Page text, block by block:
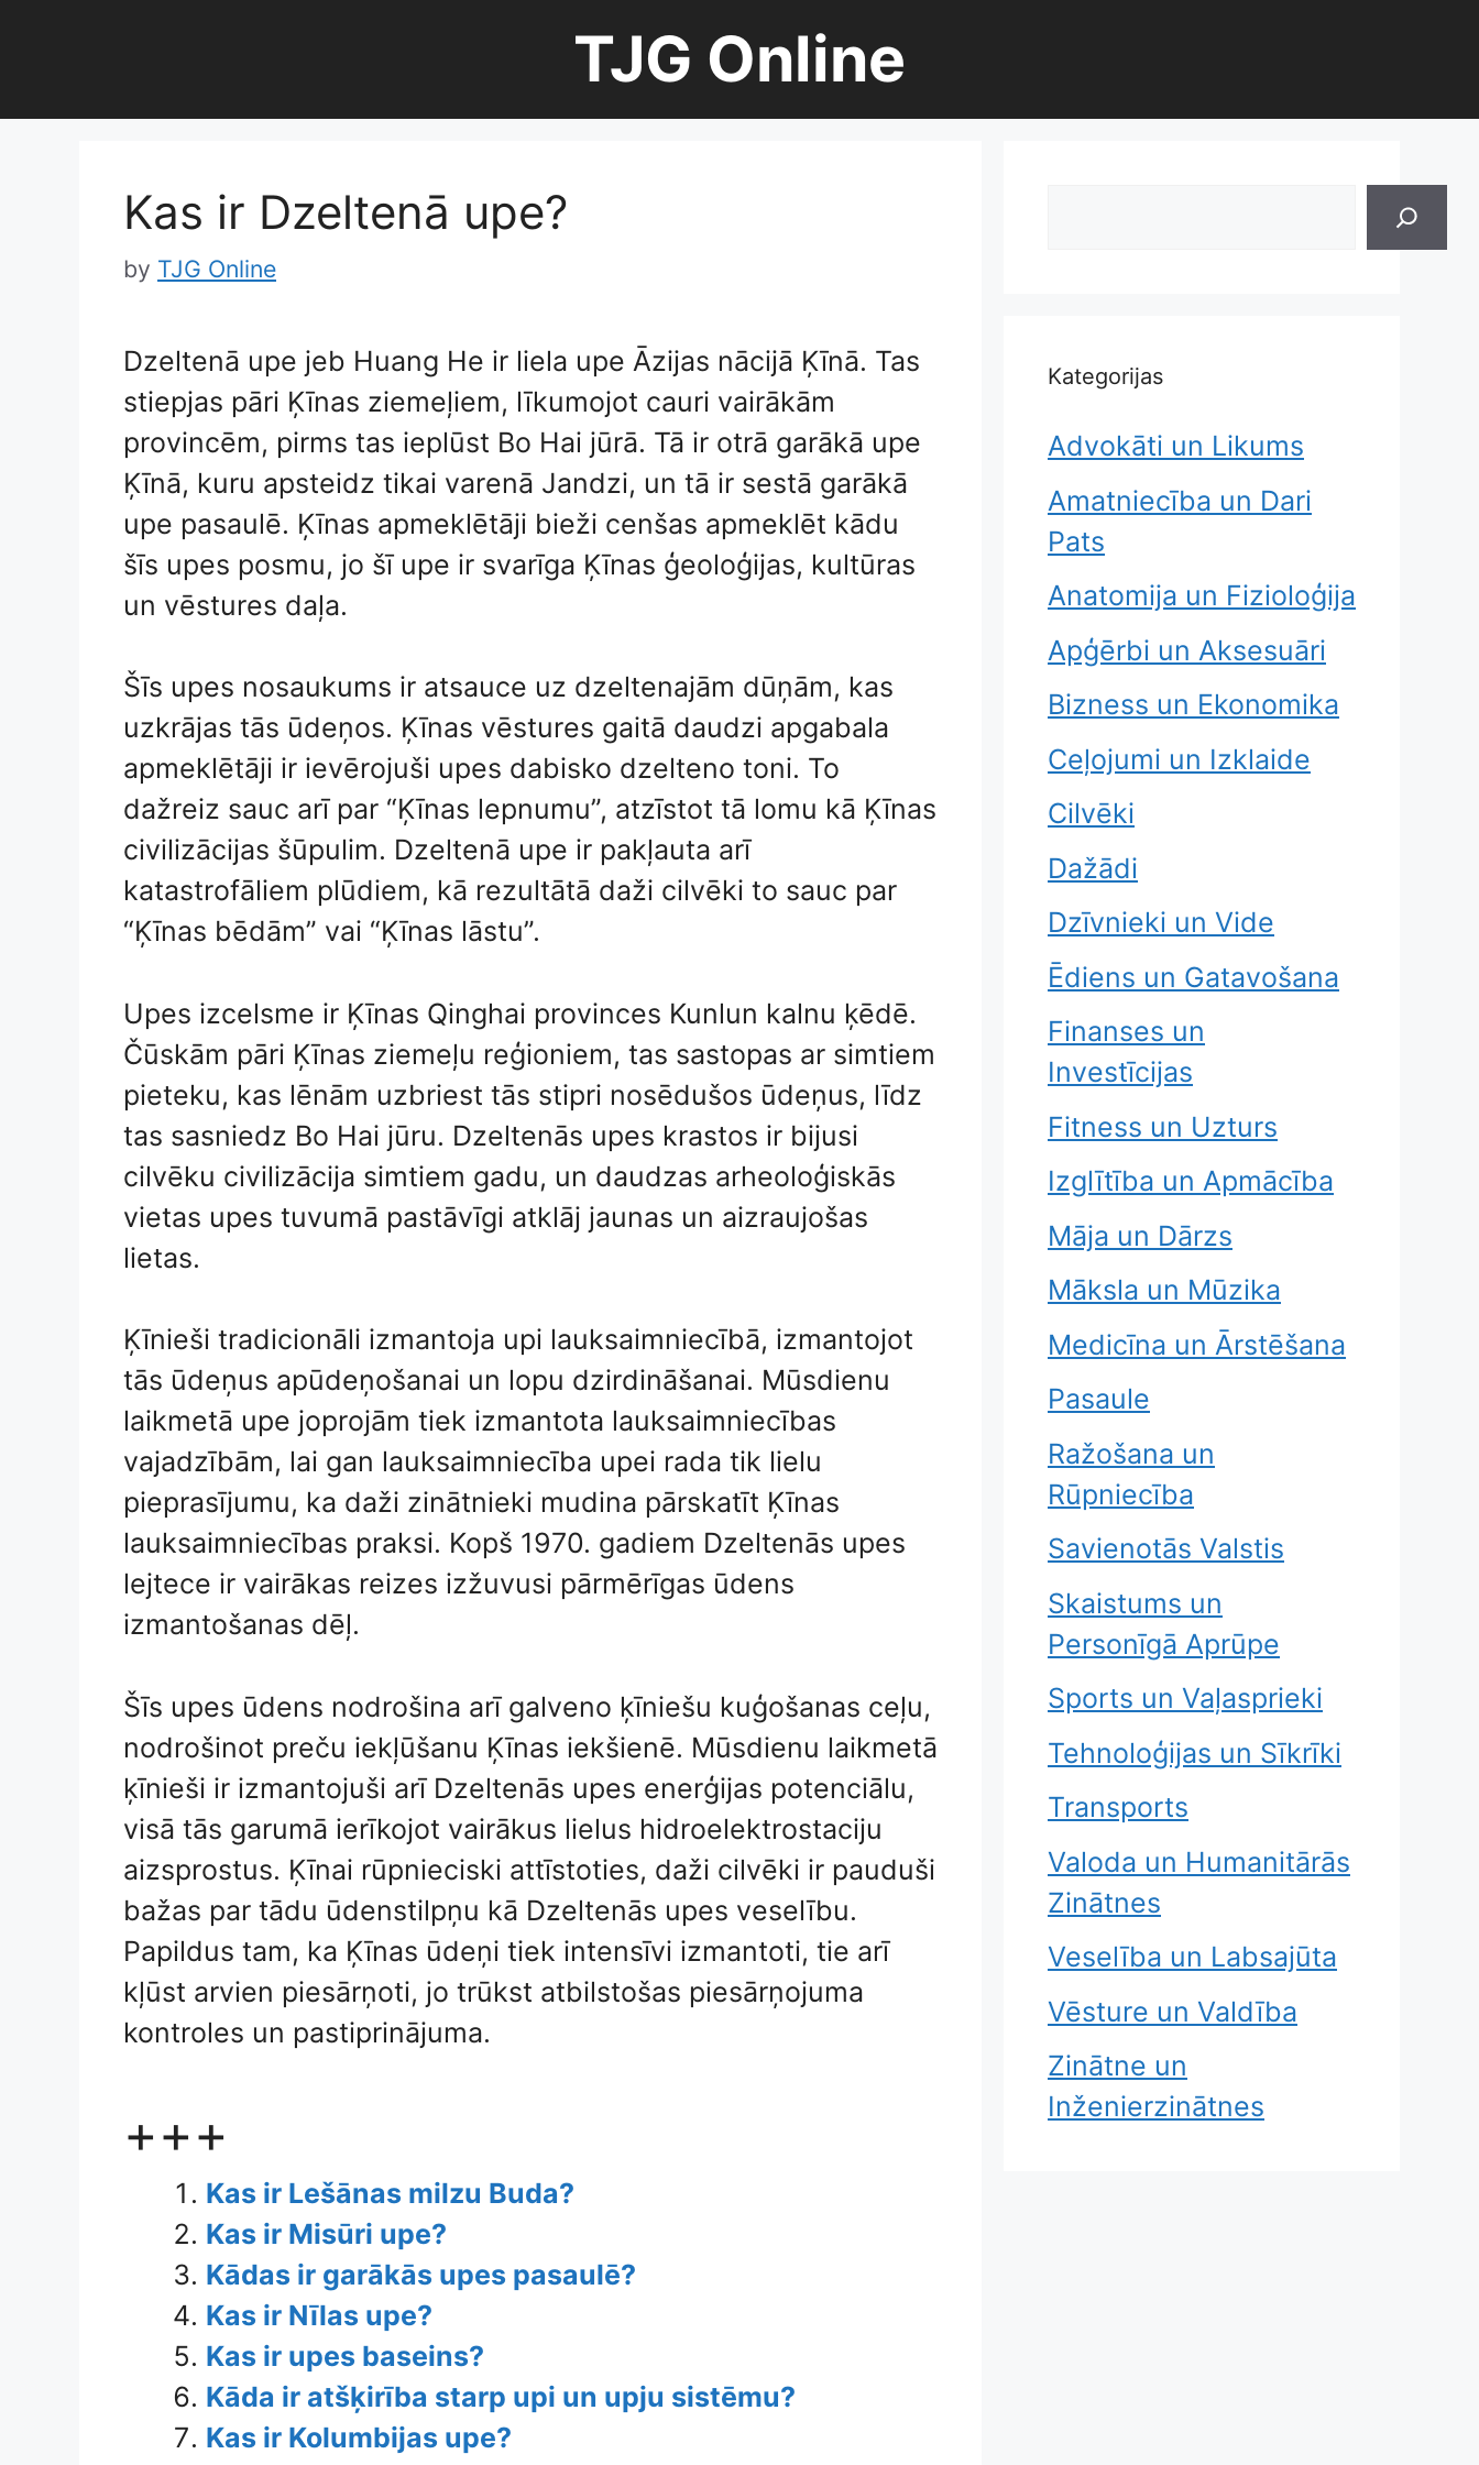
TJG Online
Kas ir Dzeltenā upe?
by TJG Online
Dzeltenā upe jeb Huang He ir liela upe Āzijas nācijā Ķīnā. Tas
stiepjas pāri Ķīnas ziemeļiem, līkumojot cauri vairākām
provincēm, pirms tas ieplūst Bo Hai jūrā. Tā ir otrā garākā upe
Ķīnā, kuru apsteidz tikai varenā Jandzi, un tā ir sestā garākā
upe pasaulē. Ķīnas apmeklētāji bieži cenšas apmeklēt kādu
šīs upes posmu, jo šī upe ir svarīga Ķīnas ģeoloģijas, kultūras
un vēstures daļa.
Šīs upes nosaukums ir atsauce uz dzeltenajām dūņām, kas
uzkrājas tās ūdeņos. Ķīnas vēstures gaitā daudzi apgabala
apmeklētāji ir ievērojuši upes dabisko dzelteno toni. To
dažreiz sauc arī par “Ķīnas lepnumu”, atzīstot tā lomu kā Ķīnas
civilizācijas šūpulim. Dzeltenā upe ir pakļauta arī
katastrofāliem plūdiem, kā rezultātā daži cilvēki to sauc par
“Ķīnas bēdām” vai “Ķīnas lāstu”.
Upes izcelsme ir Ķīnas Qinghai provinces Kunlun kalnu ķēdē.
Čūskām pāri Ķīnas ziemeļu reģioniem, tas sastopas ar simtiem
pieteku, kas lēnām uzbriest tās stipri nosēdušos ūdeņus, līdz
tas sasniedz Bo Hai jūru. Dzeltenās upes krastos ir bijusi
cilvēku civilizācija simtiem gadu, un daudzas arheoloģiskās
vietas upes tuvumā pastāvīgi atklāj jaunas un aizraujošas
lietas.
Ķīnieši tradicionāli izmantoja upi lauksaimniecībā, izmantojot
tās ūdeņus apūdeņošanai un lopu dzirdināšanai. Mūsdienu
laikmetā upe joprojām tiek izmantota lauksaimniecības
vajadzībām, lai gan lauksaimniecība upei rada tik lielu
pieprasījumu, ka daži zinātnieki mudina pārskatīt Ķīnas
lauksaimniecības praksi. Kopš 1970. gadiem Dzeltenās upes
lejtece ir vairākas reizes izžuvusi pārmērīgas ūdens
izmantošanas dēļ.
Šīs upes ūdens nodrošina arī galveno ķīniešu kuģošanas ceļu,
nodrošinot preču iekļūšanu Ķīnas iekšienē. Mūsdienu laikmetā
ķīnieši ir izmantojuši arī Dzeltenās upes enerģijas potenciālu,
visā tās garumā ierīkojot vairākus lielus hidroelektrostaciju
aizsprostus. Ķīnai rūpnieciski attīstoties, daži cilvēki ir pauduši
bažas par tādu ūdenstilpņu kā Dzeltenās upes veselību.
Papildus tam, ka Ķīnas ūdeņi tiek intensīvi izmantoti, tie arī
kļūst arvien piesārņoti, jo trūkst atbilstošas ​​piesārņojuma
kontroles un pastiprinājuma.
+++
Kas ir Lešānas milzu Buda?
Kas ir Misūri upe?
Kādas ir garākās upes pasaulē?
Kas ir Nīlas upe?
Kas ir upes baseins?
Kāda ir atšķirība starp upi un upju sistēmu?
Kas ir Kolumbijas upe?
Kategorijas
Advokāti un Likums
Amatniecība un Dari
Pats
Anatomija un Fizioloģija
Apģērbi un Aksesuāri
Bizness un Ekonomika
Ceļojumi un Izklaide
Cilvēki
Dažādi
Dzīvnieki un Vide
Ēdiens un Gatavošana
Finanses un
Investīcijas
Fitness un Uzturs
Izglītība un Apmācība
Māja un Dārzs
Māksla un Mūzika
Medicīna un Ārstēšana
Pasaule
Ražošana un
Rūpniecība
Savienotās Valstis
Skaistums un
Personīgā Aprūpe
Sports un Vaļasprieki
Tehnoloģijas un Sīkrīki
Transports
Valoda un Humanitārās
Zinātnes
Veselība un Labsajūta
Vēsture un Valdība
Zinātne un
Inženierzinātnes